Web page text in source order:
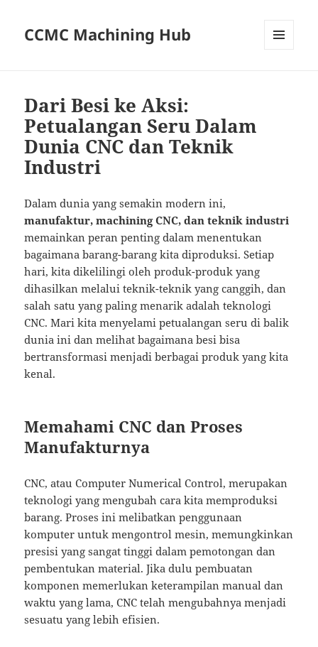
CCMC Machining Hub
Dari Besi ke Aksi:
Petualangan Seru Dalam
Dunia CNC dan Teknik
Industri
Dalam dunia yang semakin modern ini,
manufaktur, machining CNC, dan teknik industri
memainkan peran penting dalam menentukan
bagaimana barang-barang kita diproduksi. Setiap
hari, kita dikelilingi oleh produk-produk yang
dihasilkan melalui teknik-teknik yang canggih, dan
salah satu yang paling menarik adalah teknologi
CNC. Mari kita menyelami petualangan seru di balik
dunia ini dan melihat bagaimana besi bisa
bertransformasi menjadi berbagai produk yang kita
kenal.
Memahami CNC dan Proses
Manufakturnya
CNC, atau Computer Numerical Control, merupakan
teknologi yang mengubah cara kita memproduksi
barang. Proses ini melibatkan penggunaan
komputer untuk mengontrol mesin, memungkinkan
presisi yang sangat tinggi dalam pemotongan dan
pembentukan material. Jika dulu pembuatan
komponen memerlukan keterampilan manual dan
waktu yang lama, CNC telah mengubahnya menjadi
sesuatu yang lebih efisien.